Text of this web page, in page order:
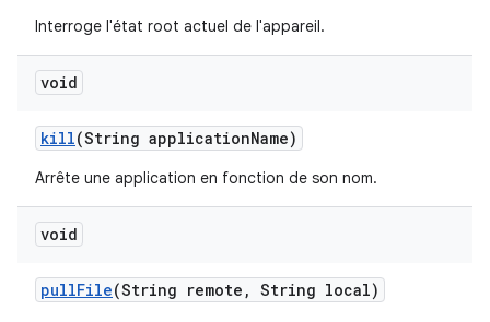
Interroge l'état root actuel de l'appareil.
void
kill(String applicationName)
Arrête une application en fonction de son nom.
void
pullFile(String remote , String local)